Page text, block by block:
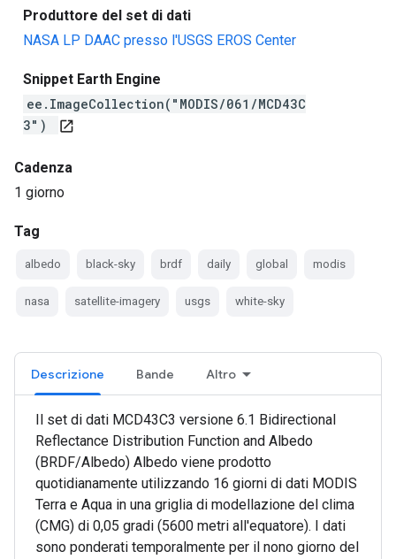
Produttore del set di dati
NASA LP DAAC presso l'USGS EROS Center
Snippet Earth Engine
ee.ImageCollection("MODIS/061/MCD43C
3")
open_in_new
Cadenza
1 giorno
Tag
albedo black-sky brdf daily global modis
nasa satellite-imagery usgs white-sky
Descrizione Bande Altro
Il set di dati MCD43C3 versione 6.1 Bidirectional
Reflectance Distribution Function and Albedo
(BRDF/Albedo) Albedo viene prodotto
quotidianamente utilizzando 16 giorni di dati MODIS
Terra e Aqua in una griglia di modellazione del clima
(CMG) di 0,05 gradi (5600 metri all'equatore). I dati
sono ponderati temporalmente per il nono giorno del